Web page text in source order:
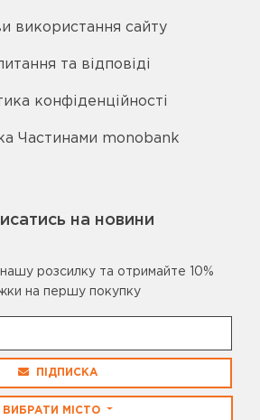
використання сайту
та відповіді
конфіденційності
Частинами monobank
на новини
нашу розсилку та отримайте 10%
на першу покупку
ПІДПИСКА
ВИБРАТИ МІСТО